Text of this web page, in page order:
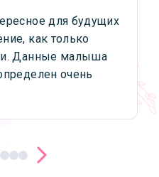
для будущих
как только
Данные малыша
очень